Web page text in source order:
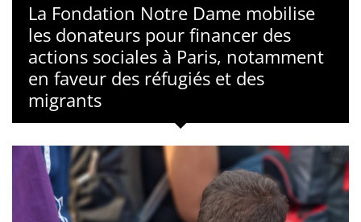
La Fondation Notre Dame mobilise
les donateurs pour financer des
actions sociales à Paris, notamment
en faveur des réfugiés et des
migrants